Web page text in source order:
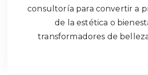
consultoría para convertir a
de la estética o
transformadores de